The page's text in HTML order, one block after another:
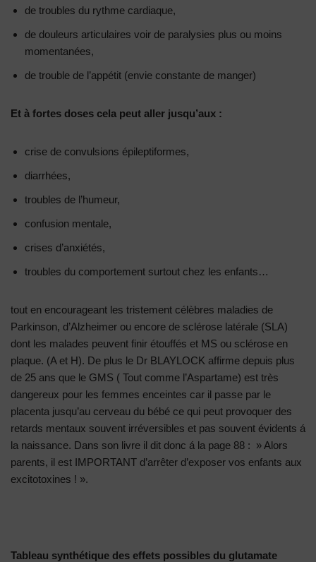
de troubles du rythme cardiaque,
de douleurs articulaires voir de paralysies plus ou moins
momentanées,
de trouble de l’appétit (envie constante de manger)
Et à fortes doses cela peut aller jusqu’aux :
crise de convulsions épileptiformes,
diarrhées,
troubles de l’humeur,
confusion mentale,
crises d’anxiétés,
troubles du comportement surtout chez les enfants…
tout en encourageant les tristement célèbres maladies de
Parkinson, d’Alzheimer ou encore de sclérose latérale (SLA)
dont les malades peuvent finir étouffés et MS ou sclérose en
plaque. (A et H). De plus le Dr BLAYLOCK affirme depuis plus
de 25 ans que le GMS ( Tout comme l’Aspartame) est très
dangereux pour les femmes enceintes car il passe par le
placenta jusqu’au cerveau du bébé ce qui peut provoquer des
retards mentaux souvent irréversibles et pas souvent évidents á
la naissance. Dans son livre il dit donc á la page 88 : » Alors
parents, il est IMPORTANT d’arrêter d’exposer vos enfants aux
excitotoxines ! ».
Tableau synthétique des effets possibles du glutamate